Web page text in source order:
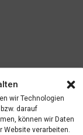
wir Technologien
darauf
können wir Daten
verarbeiten.